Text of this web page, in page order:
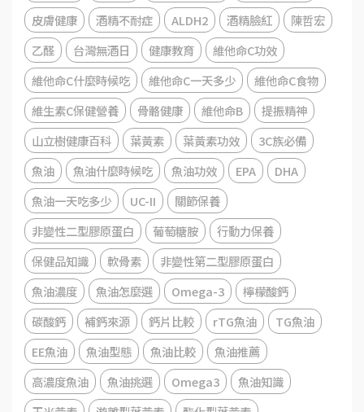
皮膚健康
酒精不耐症 ALDH2 酒精臉紅
陳哲宏
乙醛
台灣無酒日 健康教育
維他命C功效
維他命C什麼時候吃
維他命C一天多少
維他命C食物
維生素C保健營養
骨骼健康 維他命B
提振精神
山立樹健康百科
葉黃素 葉黃素功效
3C族必備
魚油
魚油什麼時候吃 魚油功效 EPA
DHA
魚油一天吃多少
UC-II
關節保養
非變性二型膠原蛋白
葡萄糖胺
行動力保養
保健品知識
軟骨素
非變性第二型膠原蛋白
魚油濃度
魚油怎麼選 Omega-3
檸檬酸鈣
碳酸鈣
補鈣來源 鈣片比較 rTG魚油
TG魚油
EE魚油
魚油型態 魚油比較
魚油推薦
高濃度魚油
魚油挑選 Omega3
魚油知識